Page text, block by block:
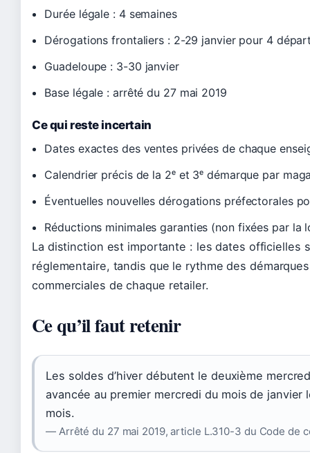
Durée légale : 4 semaines
Dérogations frontaliers : 2-29 janvier pour 4
Guadeloupe : 3-30 janvier
Base légale : arrêté du 27 mai 2019
Ce qui reste incertain
Dates exactes des ventes privées de chaque
Calendrier précis de la 2ᵉ et 3ᵉ démarque par
Éventuelles nouvelles dérogations préfectorales
Réductions minimales garanties (non fixées par la
La distinction est importante : les dates officielles
réglementaire, tandis que le rythme des
commerciales de chaque retailer.
Ce qu’il faut retenir
Les soldes d’hiver débutent le deuxième
avancée au premier mercredi du mois de
mois.
— Arrêté du 27 mai 2019, article L.310-3 du Code de